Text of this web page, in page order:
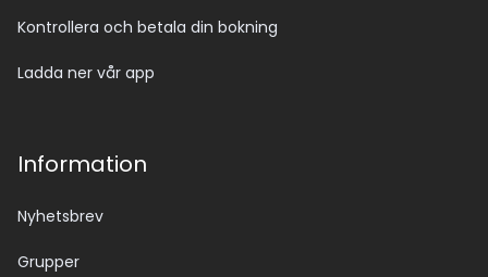
Kontrollera och betala din bokning
Ladda ner vår app
Information
Nyhetsbrev
Grupper